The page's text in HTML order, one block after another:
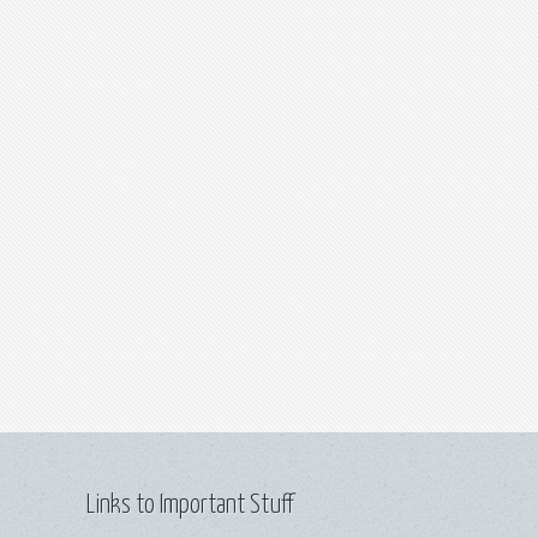
Links to Important Stuff